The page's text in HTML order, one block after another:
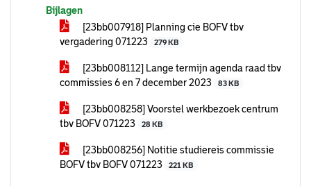
Bijlagen
[23bb007918] Planning cie BOFV tbv
vergadering 071223
279 KB
[23bb008112] Lange termijn agenda raad tbv
commissies 6 en 7 december 2023
83 KB
[23bb008258] Voorstel werkbezoek centrum
tbv BOFV 071223
28 KB
[23bb008256] Notitie studiereis commissie
BOFV tbv BOFV 071223
221 KB